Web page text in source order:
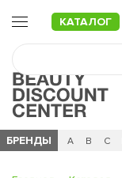
КАТАЛОГ
БРЕНДЫ
Ч 0 - 9 A B C